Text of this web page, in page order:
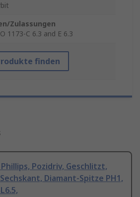
Zulassungen
1173-C 6.3 and E 6.3
finden
Pozidriv, Geschlitzt,
Diamant-Spitze PH1,